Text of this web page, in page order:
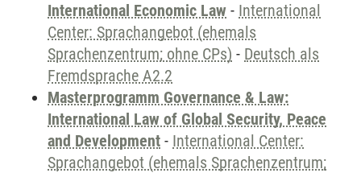
International Economic Law - International
Center: Sprachangebot (ehemals
Sprachenzentrum; ohne CPs) - Deutsch als
Fremdsprache A2.2
Masterprogramm Governance & Law:
International Law of Global Security, Peace
and Development - International Center:
Sprachangebot (ehemals Sprachenzentrum;